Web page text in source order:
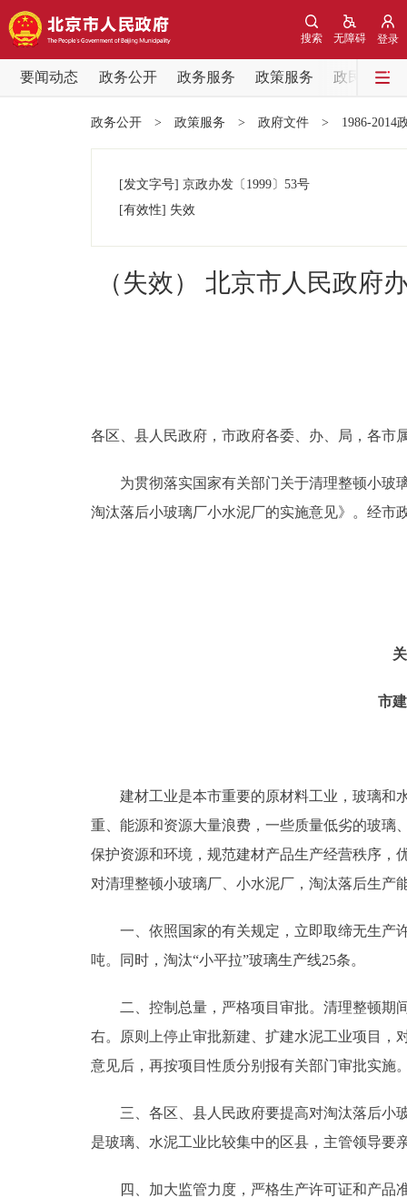
登录
无障碍
搜索
要闻动态 政务公开 政务服务 政策服务
政民互动
党中央精神
政务公开
政务服务
参与调查
走进北京
绿色北京
ENGLISH
ESPAÑOL
政务公开 > 政策服务 > 政府文件 > 1986-2014
[发文字号] 京政办发 〔1999〕 53号
[有效性] 失效
（失效） 北京市人民政府
各区、县人民政府，市政府各委、办、局，各市
为贯彻落实国家有关部门关于清理整顿小玻璃
淘汰落后小玻璃厂小水泥厂的实施意见》。经市
市
建材工业是本市重要的原材料工业，玻璃和水
重、能源和资源大量浪费，一些质量低劣的玻璃
保护资源和环境，规范建材产品生产经营秩序，
对清理整顿小玻璃厂、小水泥厂，淘汰落后生产
一、依照国家的有关规定，立即取缔无生产许
吨。同时，淘汰“小平拉”玻璃生产线25条。
二、控制总量，严格项目审批。清理整顿期间
右。原则上停止审批新建、扩建水泥工业项目，
意见后，再按项目性质分别报有关部门审批实施
三、各区、县人民政府要提高对淘汰落后小玻
是玻璃、水泥工业比较集中的区县，主管领导要
四、加大监管力度，严格生产许可证和产品准